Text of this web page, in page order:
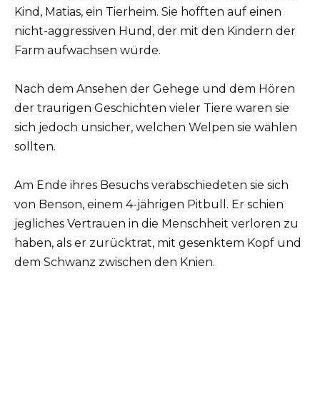
Kind, Matias, ein Tierheim. Sie hofften auf einen
nicht-aggressiven Hund, der mit den Kindern der
Farm aufwachsen würde.
Nach dem Ansehen der Gehege und dem Hören
der traurigen Geschichten vieler Tiere waren sie
sich jedoch unsicher, welchen Welpen sie wählen
sollten.
Am Ende ihres Besuchs verabschiedeten sie sich
von Benson, einem 4-jährigen Pitbull. Er schien
jegliches Vertrauen in die Menschheit verloren zu
haben, als er zurücktrat, mit gesenktem Kopf und
dem Schwanz zwischen den Knien.